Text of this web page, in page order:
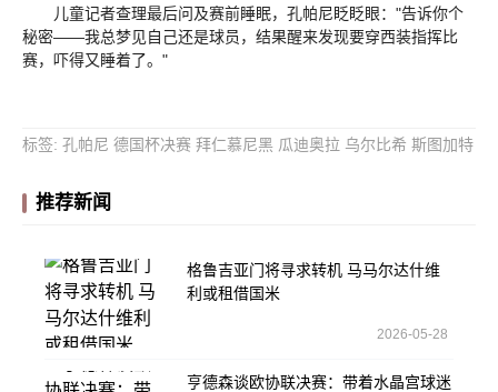
儿童记者查理最后问及赛前睡眠，孔帕尼眨眨眼："告诉你个
秘密——我总梦见自己还是球员，结果醒来发现要穿西装指挥比
赛，吓得又睡着了。"
标签: 孔帕尼 德国杯决赛 拜仁慕尼黑 瓜迪奥拉 乌尔比希 斯图加特
推荐新闻
格鲁吉亚门将寻求转机 马马尔达什维
利或租借国米
2026-05-28
亨德森谈欧协联决赛：带着水晶宫球迷